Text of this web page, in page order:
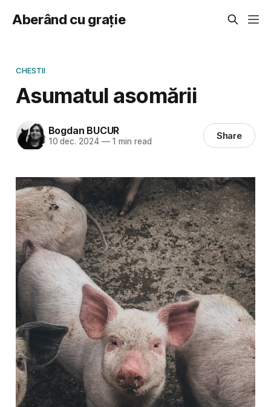
Aberând cu grație
CHESTII
Asumatul asomării
Bogdan BUCUR
10 dec. 2024 —1 min read Share